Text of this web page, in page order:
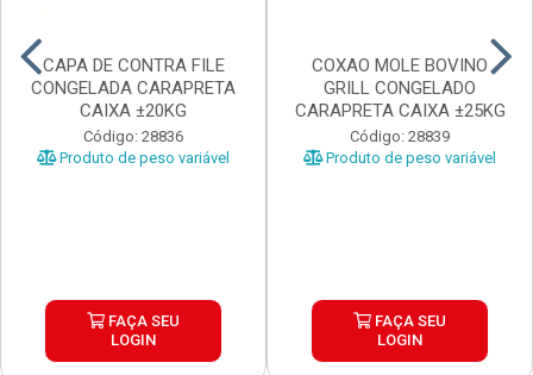
CAPA DE CONTRA FILE
CONGELADA CARAPRETA
CAIXA ±20KG
Código: 28836
Produto de peso variável
FAÇA SEU
LOGIN
COXAO MOLE BOVINO
GRILL CONGELADO
CARAPRETA CAIXA ±25KG
Código: 28839
Produto de peso variável
FAÇA SEU
LOGIN